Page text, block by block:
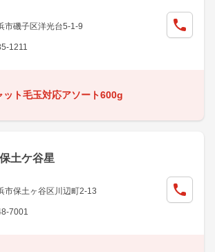
市磯子区洋光台5-1-9
1211
ット毛玉対応アソート600g
土ケ谷星
市保土ヶ谷区川辺町2-13
7001